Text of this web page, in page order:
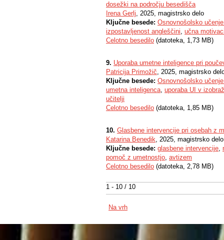
1 - 10 / 10
dosežki na področju besedišča
Irena Gerlj, 2025, magistrsko delo
Ključne besede: Osnovnošolsko
izpostavljenost angleščini, učna
Celotno besedilo (datoteka, 1,73 MB)
9. Uporaba umetne inteligence pri
Patricija Primožič, 2025, magistrsko
Ključne besede: Osnovnošolsko
umetna inteligenca, uporaba UI v
učitelji
Celotno besedilo (datoteka, 1,85 MB)
10. Glasbene intervencije pri osebah z
Katarina Benedik, 2025, magistrsko delo
Ključne besede: glasbene intervencije,
pomoč z umetnostjo, avtizem
Celotno besedilo (datoteka, 2,78 MB)
Na vrh